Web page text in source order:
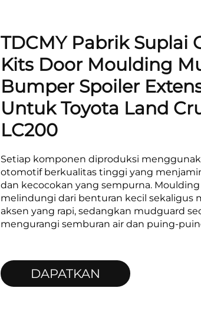
TDCMY Pabrik Suplai
Kits Door Moulding
Bumper Spoiler
Untuk Toyota Land
LC200
Setiap komponen diproduksi
otomotif berkualitas tinggi yang
dan kecocokan yang sempurna.
melindungi dari benturan kecil sekaligus
aksen yang rapi, sedangkan mudguard
mengurangi semburan air dan puing-
DAPATKAN